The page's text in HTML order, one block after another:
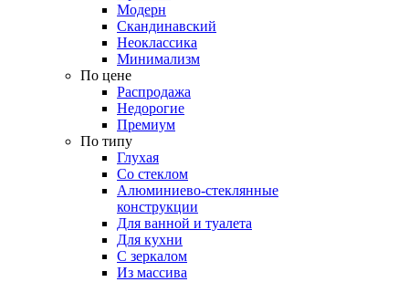
Модерн
Скандинавский
Неоклассика
Минимализм
По цене
Распродажа
Недорогие
Премиум
По типу
Глухая
Со стеклом
Алюминиево-стеклянные
конструкции
Для ванной и туалета
Для кухни
С зеркалом
Из массива